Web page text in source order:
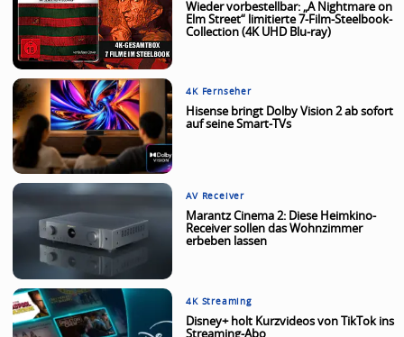
Wieder vorbestellbar: „A Nightmare on
Elm Street“ limitierte 7-Film-Steelbook-
Collection (4K UHD Blu-ray)
4K Fernseher
Hisense bringt Dolby Vision 2 ab sofort
auf seine Smart-TVs
AV Receiver
Marantz Cinema 2: Diese Heimkino-
Receiver sollen das Wohnzimmer
erbeben lassen
4K Streaming
Disney+ holt Kurzvideos von TikTok ins
Streaming-Abo